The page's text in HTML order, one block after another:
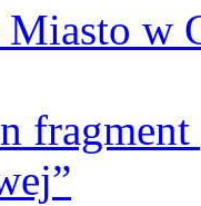
Miasto w